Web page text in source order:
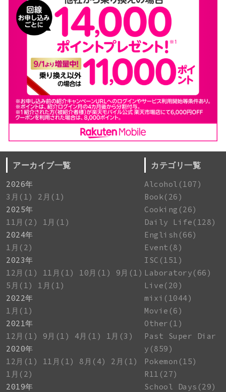
アーカイブ一覧
2026年
3月(1)
2月(1)
2025年
11月(2)
1月(1)
2024年
1月(2)
2023年
12月(1)
11月(1) 10月(1)
9月(1)
5月(1)
1月(1)
2022年
1月(1)
2021年
12月(1)
9月(1) 4月(1)
1月(3)
2020年
12月(1)
11月(1) 8月(4)
2月(1)
1月(2)
2019年
カテゴリ一覧
Alcohol(107)
Book(26)
Cooking(26)
Daily Life(128)
English(66)
Event(8)
ISC(151)
Laboratory(66)
Live(20)
mixi(1044)
Movie(6)
Other(1)
Past Super Diar
y(859)
Pokemon(15)
R11(27)
School Days(29)